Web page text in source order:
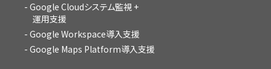
Google Cloudシステム監視 +
運用支援
Google Workspace導入支援
Google Maps Platform導入支援